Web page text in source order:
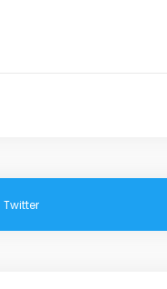
Twitter